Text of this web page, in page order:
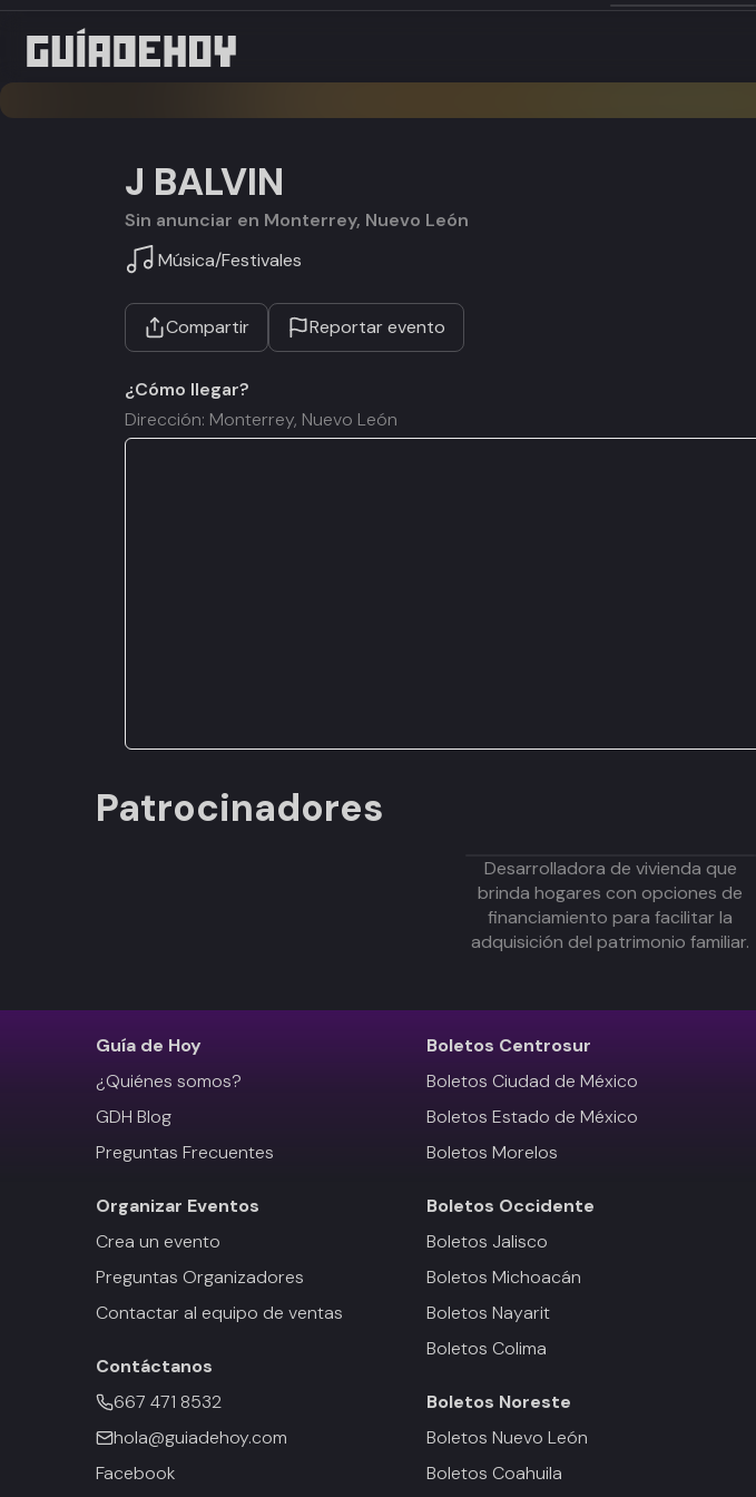
J BALVIN
Sin anunciar en Monterrey, Nuevo León
Música/Festivales
Compartir Reportar evento
¿Cómo llegar?
Dirección: Monterrey, Nuevo León
Patrocinadores
Desarrolladora de vivienda que
brinda hogares con opciones de
financiamiento para facilitar la
adquisición del patrimonio familiar.
Guía de Hoy
¿Quiénes somos?
GDH Blog
Preguntas Frecuentes
Organizar Eventos
Crea un evento
Preguntas Organizadores
Contactar al equipo de ventas
Contáctanos
667 471 8532
hola@guiadehoy.com
Facebook
Boletos Centrosur
Boletos Ciudad de México
Boletos Estado de México
Boletos Morelos
Boletos Occidente
Boletos Jalisco
Boletos Michoacán
Boletos Nayarit
Boletos Colima
Boletos Noreste
Boletos Nuevo León
Boletos Coahuila